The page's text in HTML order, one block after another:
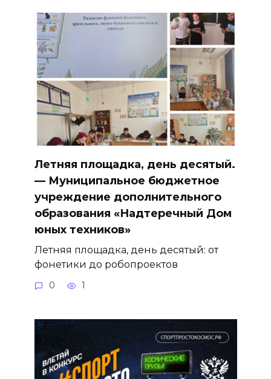
Летняя площадка, день десятый.
— Муниципальное бюджетное
учреждение дополнительного
образования «Надтеречный Дом
юных техников»
Летняя площадка, день десятый: от
фонетики до робопроектов
0 1